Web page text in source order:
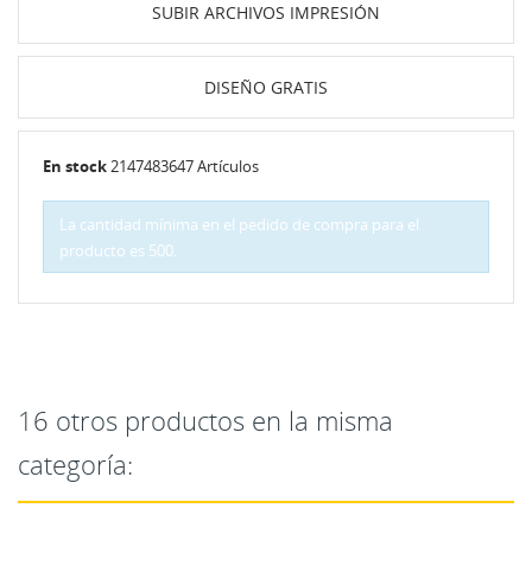
SUBIR ARCHIVOS IMPRESIÓN
DISEÑO GRATIS
En stock2147483647 Artículos
La cantidad mínima en el pedido de compra para el
producto es 500.
16 otros productos en la misma
categoría: